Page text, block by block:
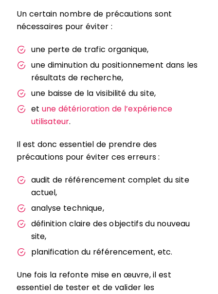
Un certain nombre de précautions sont
nécessaires pour éviter :
une perte de trafic organique,
une diminution du positionnement dans les
résultats de recherche,
une baisse de la visibilité du site,
et une détérioration de l’expérience
utilisateur.
Il est donc essentiel de prendre des
précautions pour éviter ces erreurs :
audit de référencement complet du site
actuel,
analyse technique,
définition claire des objectifs du nouveau
site,
planification du référencement, etc.
Une fois la refonte mise en œuvre, il est
essentiel de tester et de valider les